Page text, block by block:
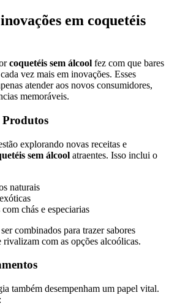
em coquetéis
coquetéis sem álcool fez com que bares
vez mais em inovações. Esses
atender aos novos consumidores,
memoráveis.
Produtos
explorando novas receitas e
sem álcool atraentes. Isso inclui o
naturais
chás e especiarias
combinados para trazer sabores
com as opções alcoólicas.
também desempenham um papel vital.